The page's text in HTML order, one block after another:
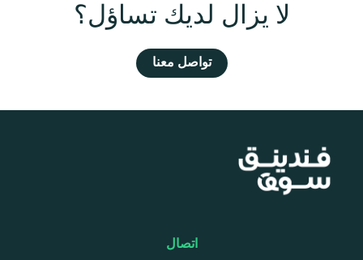
لا يزال لديك تساؤل؟
تواصل معنا
اتصال